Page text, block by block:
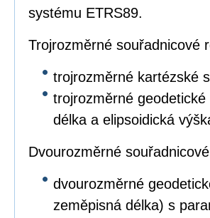
systému ETRS89.
Trojrozměrné souřadnicové
trojrozměrné kartézské
trojrozměrné
délka a elipsoidická
Dvourozměrné
dvourozměrné
zeměpisná délka) s